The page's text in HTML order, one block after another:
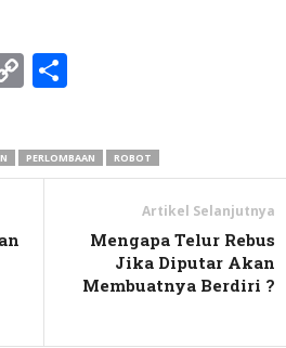
Copy
PERLOMBAAN ROBOT
Artikel Selanjutnya
Mengapa Telur Rebus
Jika Diputar Akan
Membuatnya Berdiri ?